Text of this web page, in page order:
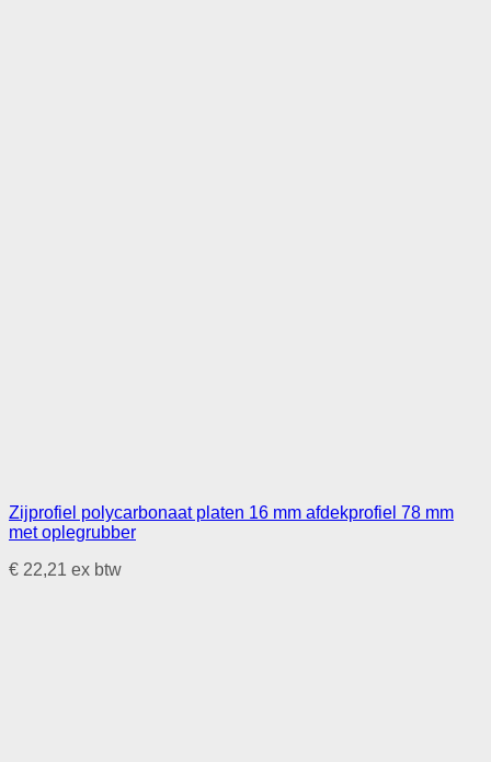
Zijprofiel polycarbonaat platen 16 mm afdekprofiel 78 mm
met oplegrubber
€ 22,21 ex btw